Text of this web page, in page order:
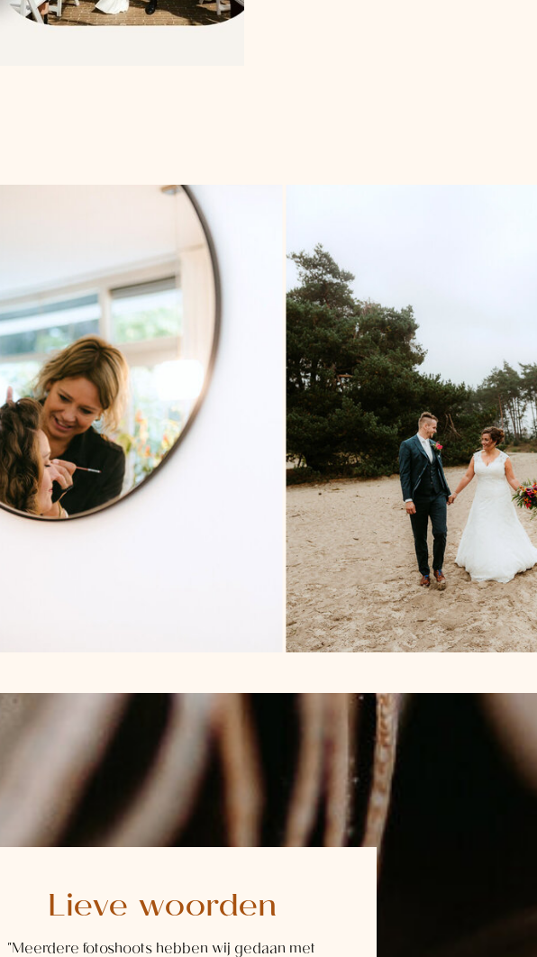
Lieve woorden
"Meerdere fotoshoots hebben wij gedaan met